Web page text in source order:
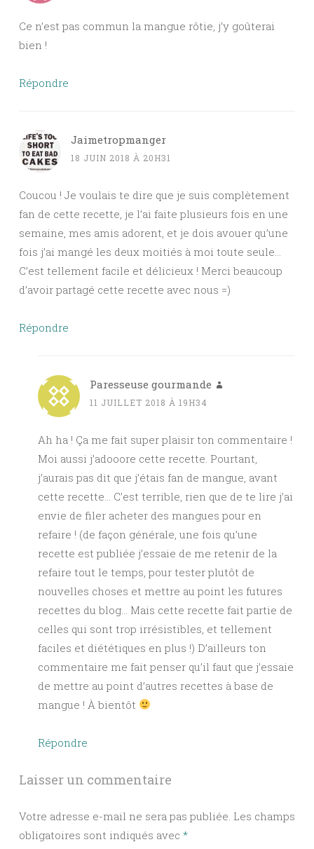
Ce n’est pas commun la mangue rôtie, j’y goûterai
bien !
Répondre
Jaimetropmanger
18 JUIN 2018 À 20H31
Coucou ! Je voulais te dire que je suis complètement
fan de cette recette, je l’ai faite plusieurs fois en une
semaine, mes amis adorent, et je dois avouer qu’une
fois j’ai mangé les deux moitiés à moi toute seule…
C’est tellement facile et délicieux ! Merci beaucoup
d’avoir partagé cette recette avec nous =)
Répondre
Paresseuse gourmande
11 JUILLET 2018 À 19H34
Ah ha ! Ça me fait super plaisir ton commentaire !
Moi aussi j’adooore cette recette. Pourtant,
j’aurais pas dit que j’étais fan de mangue, avant
cette recette… C’est terrible, rien que de te lire j’ai
envie de filer acheter des mangues pour en
refaire ! (de façon générale, une fois qu’une
recette est publiée j’essaie de me retenir de la
refaire tout le temps, pour tester plutôt de
nouvelles choses et mettre au point les futures
recettes du blog… Mais cette recette fait partie de
celles qui sont trop irrésistibles, et tellement
faciles et diététiques en plus !) D’ailleurs ton
commentaire me fait penser qu’il faut que j’essaie
de mettre au point d’autres recettes à base de
mangue ! À bientôt
Répondre
Laisser un commentaire
Votre adresse e-mail ne sera pas publiée. Les champs
obligatoires sont indiqués avec *